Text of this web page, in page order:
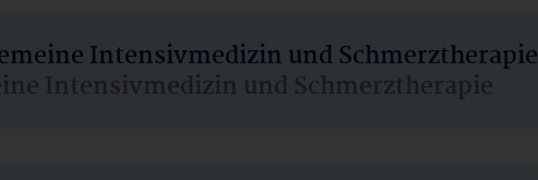
Intensivmedizin und Schmerztherapie
Intensivmedizin und Schmerztherapie